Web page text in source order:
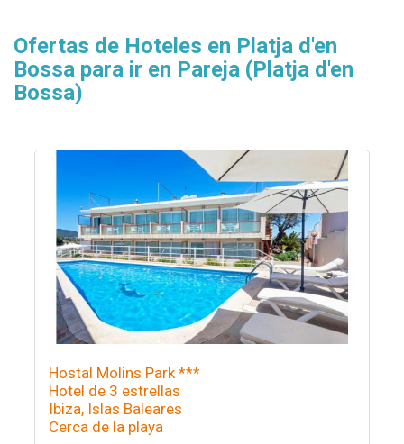
Ofertas de Hoteles en Platja d'en
Bossa para ir en Pareja (Platja d'en
Bossa)
Hostal Molins Park ***
Hotel de 3 estrellas
Ibiza, Islas Baleares
Cerca de la playa